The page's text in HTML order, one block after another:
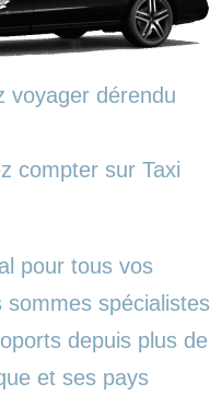
voyager dérendu
compter sur Taxi
pour tous vos
spécialistes
depuis plus de
et ses pays